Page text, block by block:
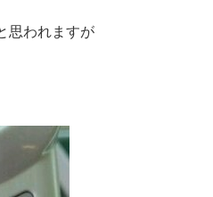
思われますが